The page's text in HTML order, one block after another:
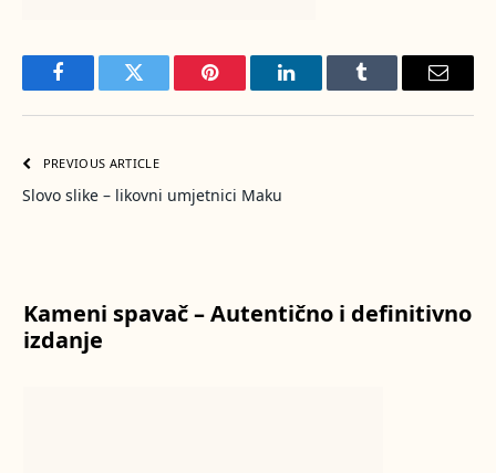
FacebookTwitter Pinterest LinkedInTumblr Email
PREVIOUS ARTICLE
Slovo slike – likovni umjetnici Maku
Kameni spavač – Autentično i definitivno
izdanje